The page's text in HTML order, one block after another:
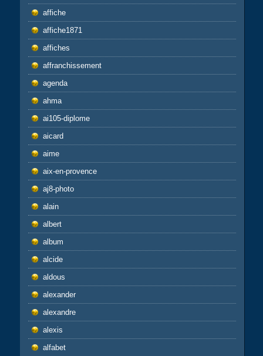
affiche
affiche1871
affiches
affranchissement
agenda
ahma
ai105-diplome
aicard
aime
aix-en-provence
aj8-photo
alain
albert
album
alcide
aldous
alexander
alexandre
alexis
alfabet